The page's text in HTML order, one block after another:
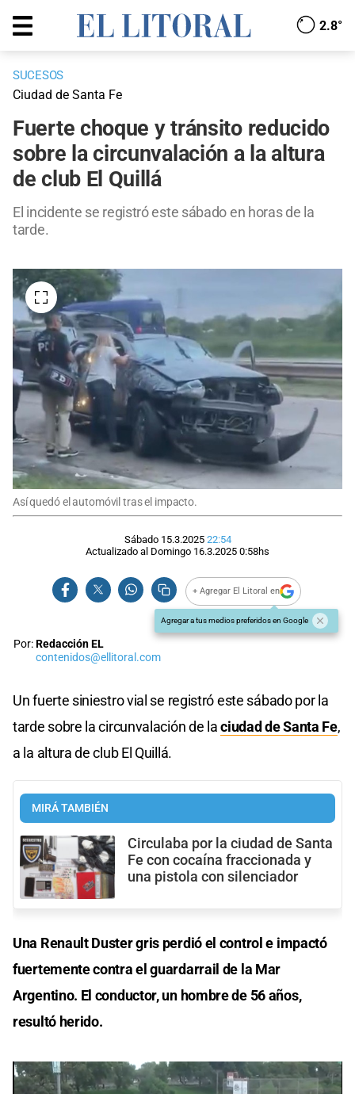
2.8°
SUCESOS
Ciudad de Santa Fe
Fuerte choque y tránsito reducido
sobre la circunvalación a la altura
de club El Quillá
El incidente se registró este sábado en horas de la
tarde.
Así quedó el automóvil tras el impacto.
Sábado 15.3.2025 22:54
Actualizado al Domingo 16.3.2025 0:58hs
+ Agregar El Litoral en
Agregar a tus medios preferidos en Google
Por:Redacción EL
contenidos@ellitoral.com
Un fuerte siniestro vial se registró este sábado por la
tarde sobre la circunvalación de laciudad de Santa Fe,
a la altura de club El Quillá.
MIRÁ TAMBIÉN
Circulaba por la ciudad de Santa
Fe con cocaína fraccionada y
una pistola con silenciador
Una Renault Duster gris perdió el control e impactó
fuertemente contra el guardarrail de la Mar
Argentino. El conductor, un hombre de 56 años,
resultó herido.